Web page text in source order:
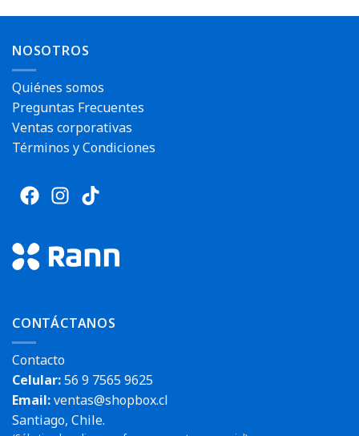
NOSOTROS
Quiénes somos
Preguntas Frecuentes
Ventas corporativas
Términos y Condiciones
CONTÁCTANOS
Contacto
Celular:56 9 7565 9625
Email:ventas@shopbox.cl
Santiago, Chile.